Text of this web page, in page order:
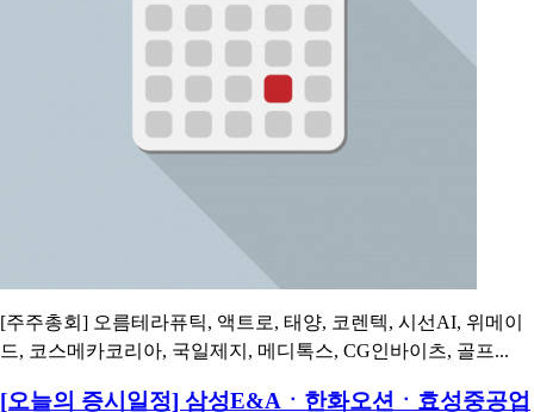
[주주총회] 오름테라퓨틱, 액트로, 태양, 코렌텍, 시선AI, 위메이
드, 코스메카코리아, 국일제지, 메디톡스, CG인바이츠, 골프...
[오늘의 증시일정] 삼성E&Aㆍ한화오션ㆍ효성중공업